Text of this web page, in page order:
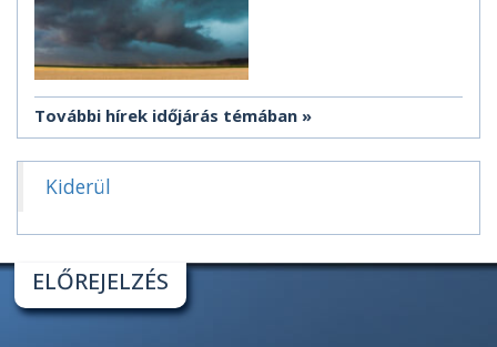
További hírek időjárás témában
Kiderül
ELŐREJELZÉS